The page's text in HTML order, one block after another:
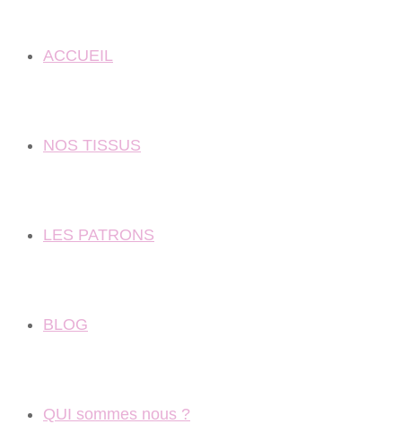
ACCUEIL
NOS TISSUS
LES PATRONS
BLOG
QUI sommes nous ?